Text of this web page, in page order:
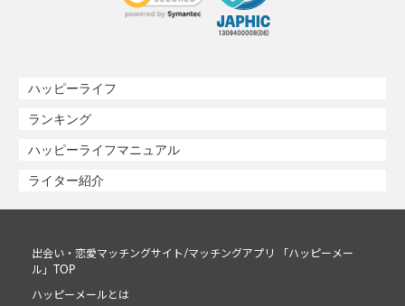
ハッピーライフ
ランキング
ハッピーライフマニュアル
ライター紹介
出会い・恋愛マッチングサイト/マッチングアプリ 「ハッピーメー
ル」TOP
ハッピーメールとは